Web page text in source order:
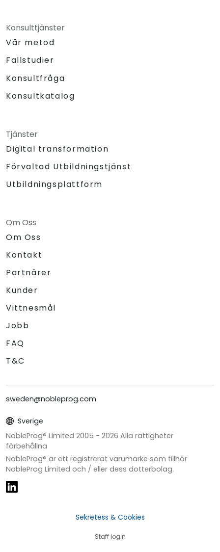
Konsulttjänster
Vår metod
Fallstudier
Konsultfråga
Konsultkatalog
Tjänster
Digital transformation
Förvaltad Utbildningstjänst
Utbildningsplattform
Om Oss
Om Oss
Kontakt
Partnärer
Kunder
Vittnesmål
Jobb
FAQ
T&C
sweden@nobleprog.com
Sverige
NobleProg® Limited 2005 - 2026 Alla rättigheter
förbehållna
NobleProg® är ett registrerat varumärke som tillhör
NobleProg Limited och / eller dess dotterbolag.
Sekretess & Cookies
Staff login